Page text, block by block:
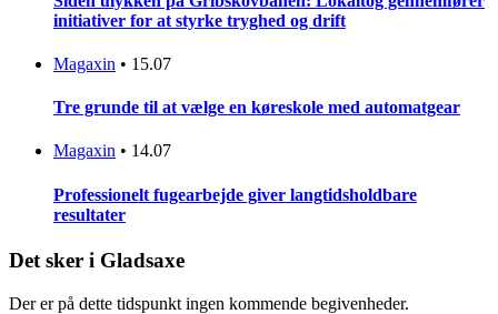
initiativer for at styrke tryghed og drift
Magaxin • 15.07
Tre grunde til at vælge en køreskole med automatgear
Magaxin • 14.07
Professionelt fugearbejde giver langtidsholdbare
resultater
Det sker i Gladsaxe
Der er på dette tidspunkt ingen kommende begivenheder.